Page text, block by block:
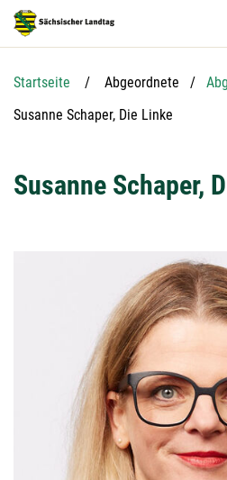
Hauptnavigation
Hauptinhalt
Service
Startseite Abgeordnete
Aktuelle Seite:
Susanne Schaper, Die Linke
Susanne Schaper,